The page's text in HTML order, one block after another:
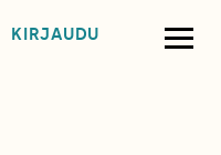
KIRJAUDU